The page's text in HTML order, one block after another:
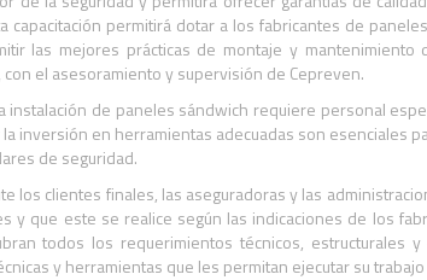
capacitación permitirá dotar a los fabricantes de
las mejores prácticas de montaje y
el asesoramiento y supervisión de Cepreven.
instalación de paneles sándwich requiere personal
la inversión en herramientas adecuadas son esenciales
de seguridad.
los clientes finales, las aseguradoras y las
y que este se realice según las indicaciones de los
todos los requerimientos técnicos, estructurales
y herramientas que les permitan ejecutar su